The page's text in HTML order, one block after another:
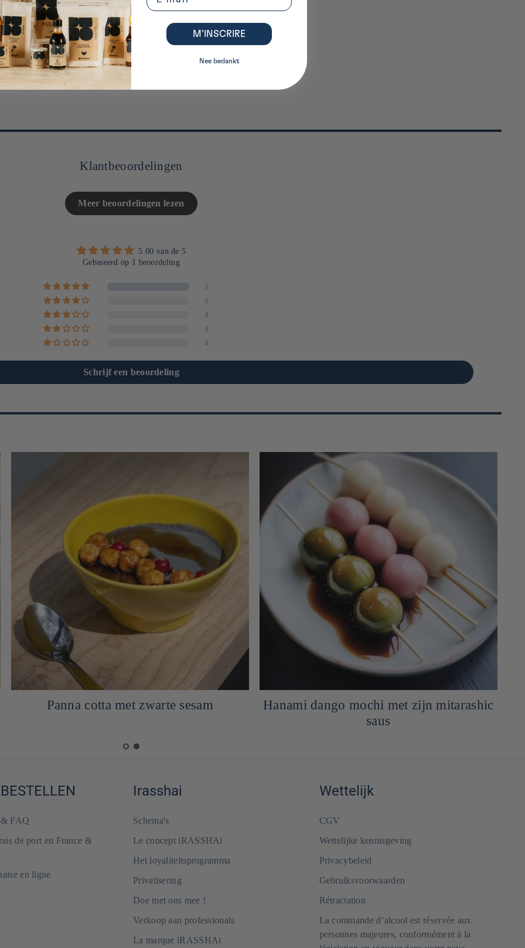
Klantbeoordelingen
Meer beoordelingen lezen
5.00 van de 5
Gebaseerd op 1 beoordeling
1
0
0
0
0
Schrijf een beoordeling
Panna cotta met zwarte sesam
Hanami dango mochi met zijn mitarashic
saus
& FAQ
de port en France &
en ligne
Irasshai
Schema's
Le concept iRASSHAi
Het loyaliteitsprogramma
Privatisering
Doe met ons mee !
Verkoop aan professionals
La marque iRASSHAi
Wettelijk
CGV
Wettelijke kennisgeving
Privacybeleid
Gebruiksvoorwaarden
Rétractation
La commande d’alcool est réservée aux
personnes majeures, conformément à la
M’INSCRIRE
Nee bedankt